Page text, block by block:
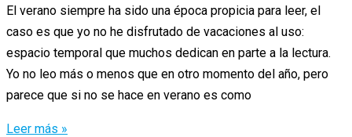
El verano siempre ha sido una época propicia para leer, el
caso es que yo no he disfrutado de vacaciones al uso:
espacio temporal que muchos dedican en parte a la lectura.
Yo no leo más o menos que en otro momento del año, pero
parece que si no se hace en verano es como
J.
Leer más »